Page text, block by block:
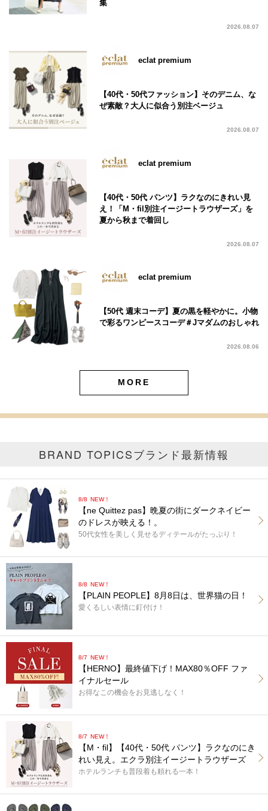
集
2026.08.07
eclat premium
【40代・50代ファッション】そのデニム、な
ぜ素敵？大人に似合う別注ベージュ
2026.08.07
eclat premium
【40代・50代 パンツ】ラクなのにきれい見
え！「M・fil別注イージートラウザーズ」を
夏から秋まで着回し
2026.08.07
eclat premium
【50代 週末コーデ】夏の黒を軽やかに。小物
で彩るワンピースコーデ＃Jマダムのおしゃれ
2026.08.06
MORE
BRAND TOPICSブランド最新情報
8/8 NEW！
【ne Quittez pas】晩夏の街にダークネイビー
のドレスが映える！。
50代女性を美しく見せるディテールがたっぷり！
8/8 NEW！
【PLAIN PEOPLE】8月8日は、世界猫の日！
愛くるしい表情に釘付け！
8/7 NEW！
【HERNO】最終値下げ！MAX80％OFF ファ
イナルセール
お得なこの機会をお見逃しなく！
8/7 NEW！
【M・fil】【40代・50代 パンツ】ラクなのにき
れい見え。エクラ別注イージートラウザーズ
ホテルランチも普段着も頼れる一本！